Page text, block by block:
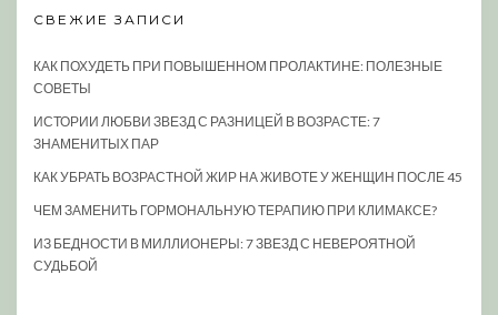
СВЕЖИЕ ЗАПИСИ
КАК ПОХУДЕТЬ ПРИ ПОВЫШЕННОМ ПРОЛАКТИНЕ: ПОЛЕЗНЫЕ
СОВЕТЫ
ИСТОРИИ ЛЮБВИ ЗВЕЗД С РАЗНИЦЕЙ В ВОЗРАСТЕ: 7
ЗНАМЕНИТЫХ ПАР
КАК УБРАТЬ ВОЗРАСТНОЙ ЖИР НА ЖИВОТЕ У ЖЕНЩИН ПОСЛЕ 45
ЧЕМ ЗАМЕНИТЬ ГОРМОНАЛЬНУЮ ТЕРАПИЮ ПРИ КЛИМАКСЕ?
ИЗ БЕДНОСТИ В МИЛЛИОНЕРЫ: 7 ЗВЕЗД С НЕВЕРОЯТНОЙ
СУДЬБОЙ